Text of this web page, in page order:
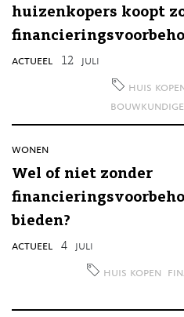
huizenkopers koopt
actueel 12 juli
huis
wonen
Wel of niet zonder
bieden?
actueel 4 juli
huis kopen